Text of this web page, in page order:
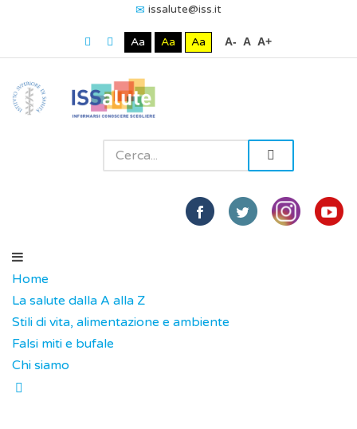
issalute@iss.it
Aa Aa Aa A- A A+
Home
La salute dalla A alla Z
Stili di vita, alimentazione e ambiente
Falsi miti e bufale
Chi siamo